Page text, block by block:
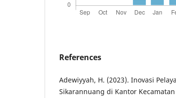
References
Adewiyyah, H. (2023). Inovasi
Sikarannuang di Kantor